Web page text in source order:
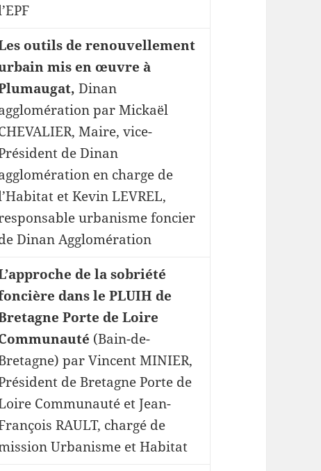
outils de renouvellement
mis en œuvre à
Dinan
par Mickaël
Maire, vice-
de Dinan
en charge de
et Kevin LEVREL,
urbanisme foncier
Dinan Agglomération
de la sobriété
dans le PLUIH de
Porte de Loire
(Bain-de-
par Vincent MINIER,
de Bretagne Porte de
Communauté et Jean-
RAULT, chargé de
Urbanisme et Habitat